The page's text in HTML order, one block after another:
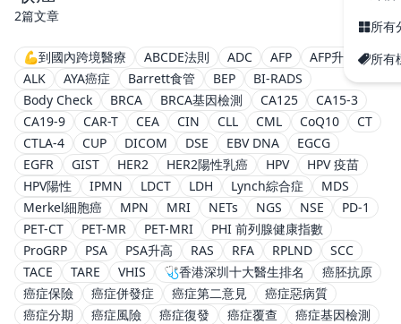
所有
所有
2篇文章
💪到國內跨境醫療 ABCDE法則 ADC AFP
AFP升高
ALK
AYA癌症 Barrett食管 BEP
BI-RADS
Body Check
BRCA BRCA基因檢測 CA125
CA15-3
CA19-9
CAR-T CEA CIN CLL CML CoQ10
CT
CTLA-4
CUP DICOM DSE EBV DNA
EGCG
EGFR
GIST HER2 HER2陽性乳癌 HPV
HPV 疫苗
HPV陽性
IPMN LDCT LDH Lynch綜合症
MDS
Merkel細胞癌
MPN MRI NETs NGS NSE
PD-1
PET-CT
PET-MR PET-MRI
PHI 前列腺健康指數
ProGRP
PSA PSA升高 RAS RFA RPLND
SCC
TACE
TARE VHIS 🩺香港深圳十大醫生排名
癌胚抗原
癌症保險
癌症併發症 癌症第二意見
癌症惡病質
癌症分期
癌症風險 癌症復發 癌症覆查
癌症基因檢測